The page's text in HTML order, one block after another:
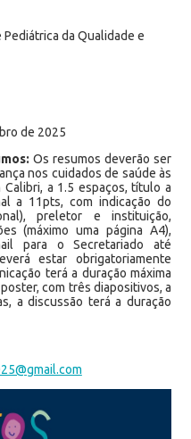
Pediátrica da Qualidade e
de 2025
Os resumos deverão ser
nos cuidados de saúde às
a 1.5 espaços, título a
a 11pts, com indicação do
preletor e instituição,
(máximo uma página A4),
para o Secretariado até
estar obrigatoriamente
terá a duração máxima
com três diapositivos, a
a discussão terá a duração